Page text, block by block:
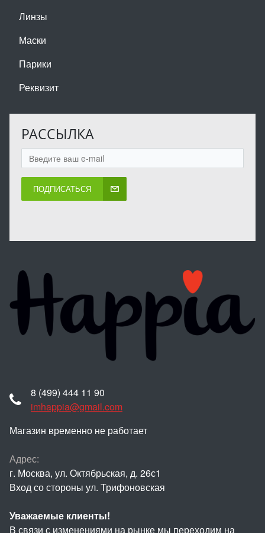
Линзы
Маски
Парики
Реквизит
РАССЫЛКА
ПОДПИСАТЬСЯ
8 (499) 444 11 90
imhappia@gmail.com
Магазин временно не работает
Адрес:
г. Москва, ул. Октябрьская, д. 26с1
Вход со стороны ул. Трифоновская
Уважаемые клиенты!
В связи с изменениями на рынке мы переходим на